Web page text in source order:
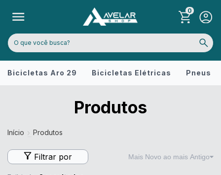
0
Bicicletas Aro 29 Bicicletas Elétricas Pneus
Produtos
Início Produtos
Filtrar por